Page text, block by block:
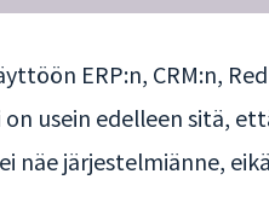
ERP:n, CRM:n,
usein edelleen sitä,
näe järjestelmiänne,